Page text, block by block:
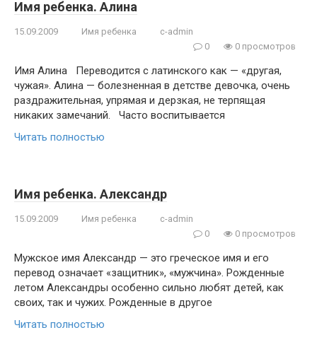
Имя ребенка. Алина
15.09.2009 Имя ребенка
c-admin
0
0 просмотров
Имя Алина Переводится с латинского как — «другая,
чужая». Алина — болезненная в детстве девочка, очень
раздражительная, упрямая и дерзкая, не терпящая
никаких замечаний. Часто воспитывается
Читать полностью
Имя ребенка. Александр
15.09.2009 Имя ребенка
c-admin
0
0 просмотров
Мужское имя Александр — это греческое имя и его
перевод означает «защитник», «мужчина». Рожденные
летом Александры особенно сильно любят детей, как
своих, так и чужих. Рожденные в другое
Читать полностью